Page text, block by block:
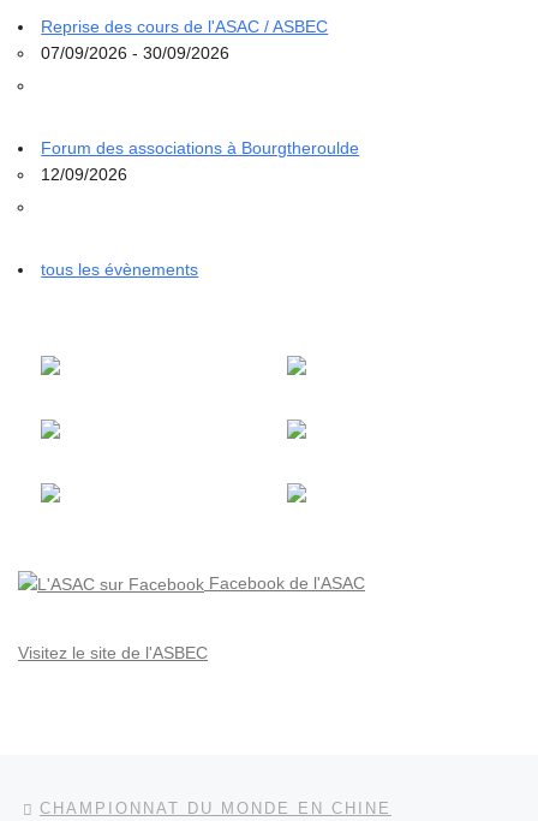
Reprise des cours de l'ASAC / ASBEC
07/09/2026 - 30/09/2026
Forum des associations à Bourgtheroulde
12/09/2026
tous les évènements
Facebook de l'ASAC
Visitez le site de l'ASBEC
Parcourir les articles
CHAMPIONNAT DU MONDE EN CHINE